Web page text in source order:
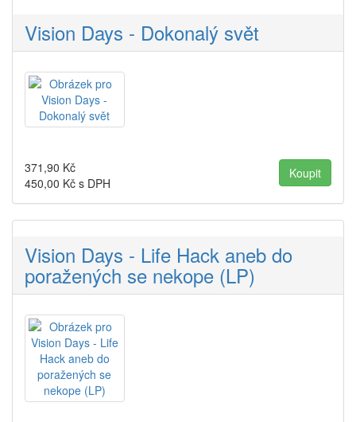
Vision Days - Dokonalý svět
371,90 Kč
450,00 Kč s DPH
Vision Days - Life Hack aneb do
poražených se nekope (LP)